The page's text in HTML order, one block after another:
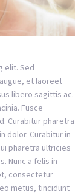
elit. Sed
et laoreet
libero sagittis ac.
Fusce
Curabitur pharetra
dolor. Curabitur in
pharetra ultricies
Nunc a felis in
consectetur
metus, tincidunt